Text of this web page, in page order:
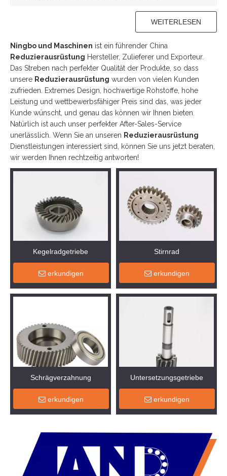
WEITERLESEN
Ningbo und Maschinen ist ein führender China
Reduzierausrüstung Hersteller, Zulieferer und Exporteur.
Das Streben nach perfekter Qualität der Produkte, so dass
unsere Reduzierausrüstung wurden von vielen Kunden
zufrieden. Extremes Design, hochwertige Rohstoffe, hohe
Leistung und wettbewerbsfähiger Preis sind das, was jeder
Kunde wünscht, und genau das können wir Ihnen bieten.
Natürlich ist auch unser perfekter After-Sales-Service
unerlässlich. Wenn Sie an unseren Reduzierausrüstung
Dienstleistungen interessiert sind, können Sie uns jetzt beraten,
wir werden Ihnen rechtzeitig antworten!
Kegelradgetriebe
erkundigen
Stirnrad
erkundigen
Schrägverzahnung
erkundigen
Untersetzungsgetriebe
erkundigen